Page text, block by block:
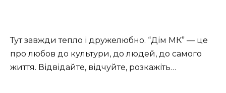
Тут завжди тепло і дружелюбно. “Дім МК” — це
про любов до культури, до людей, до самого
життя. Відвідайте, відчуйте, розкажіть…